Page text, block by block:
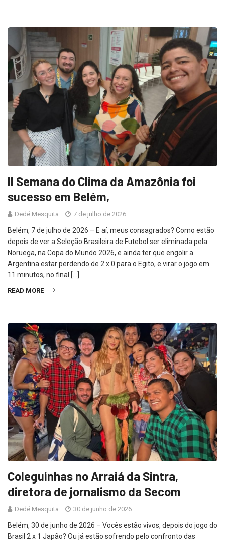
II Semana do Clima da Amazônia foi
sucesso em Belém,
Dedé Mesquita 7 de julho de 2026
Belém, 7 de julho de 2026 – E aí, meus consagrados? Como estão
depois de ver a Seleção Brasileira de Futebol ser eliminada pela
Noruega, na Copa do Mundo 2026, e ainda ter que engolir a
Argentina estar perdendo de 2 x 0 para o Egito, e virar o jogo em
11 minutos, no final […]
READ MORE
Coleguinhas no Arraiá da Sintra,
diretora de jornalismo da Secom
Dedé Mesquita 30 de junho de 2026
Belém, 30 de junho de 2026 – Vocês estão vivos, depois do jogo do
Brasil 2 x 1 Japão? Ou já estão sofrendo pelo confronto das